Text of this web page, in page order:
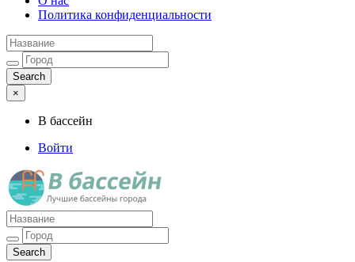
Политика конфиденциальности
×
В бассейн
Войти
Лучшие бассейны города